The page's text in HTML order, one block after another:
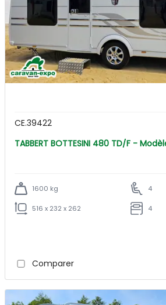
CE.39422
TABBERT BOTTESINI 480 TD/F -
1600 kg 4
516 x 232 x 262 4
Comparer